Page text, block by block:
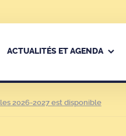
ACTUALITÉS ET AGENDA
2026-2027 est disponible